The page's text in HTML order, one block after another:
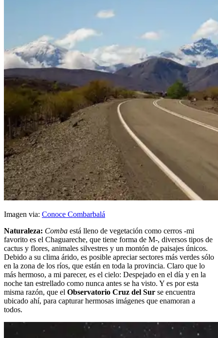
Imagen via: Conoce Combarbalá
Naturaleza: Comba está lleno de vegetación como cerros -mi
favorito es el Chaguareche, que tiene forma de M-, diversos tipos de
cactus y flores, animales silvestres y un montón de paisajes únicos.
Debido a su clima árido, es posible apreciar sectores más verdes sólo
en la zona de los ríos, que están en toda la provincia. Claro que lo
más hermoso, a mi parecer, es el cielo: Despejado en el día y en la
noche tan estrellado como nunca antes se ha visto. Y es por esta
misma razón, que el Observatorio Cruz del Sur se encuentra
ubicado ahí, para capturar hermosas imágenes que enamoran a
todos.